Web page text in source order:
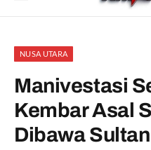
NUSA UTARA
Manivestasi
Kembar Asal
Dibawa